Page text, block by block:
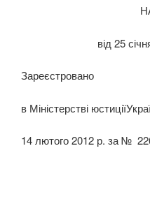
від 25
Зареєстровано
в Міністерстві
14 лютого 2012 р. за №